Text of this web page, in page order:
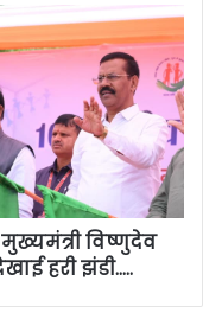
विष्णुदेव
हरी झंडी…..